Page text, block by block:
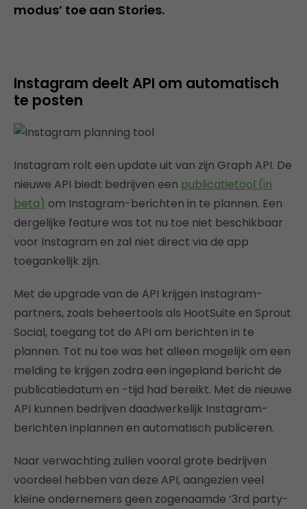
modus’ toe aan Stories.
Instagram deelt API om automatisch
te posten
Instagram rolt een update uit van zijn Graph API. De
nieuwe API biedt bedrijven een publicatietool (in
beta) om Instagram-berichten in te plannen. Een
dergelijke feature was tot nu toe niet beschikbaar
voor Instagram en zal niet direct via de app
toegankelijk zijn.
Met de upgrade van de API krijgen Instagram-
partners, zoals beheertools als HootSuite en Sprout
Social, toegang tot de API om berichten in te
plannen. Tot nu toe was het alleen mogelijk om een
melding te krijgen zodra een ingepland bericht de
publicatiedatum en -tijd had bereikt. Met de nieuwe
API kunnen bedrijven daadwerkelijk Instagram-
berichten inplannen en automatisch publiceren.
Naar verwachting zullen vooral grote bedrijven
voordeel hebben van deze API, aangezien veel
kleine ondernemers geen zogenaamde ‘3rd party-